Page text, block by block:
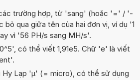
trường hợp, từ 'sang' (hoặc '=' / '-
qua giữa tên của hai đơn vị, ví dụ '1
vì '56 PH/s sang MH/s'.
có thể viết 1,91e5. Chữ 'e' là viết
Hy Lạp 'µ' (= micro), có thể sử dụng